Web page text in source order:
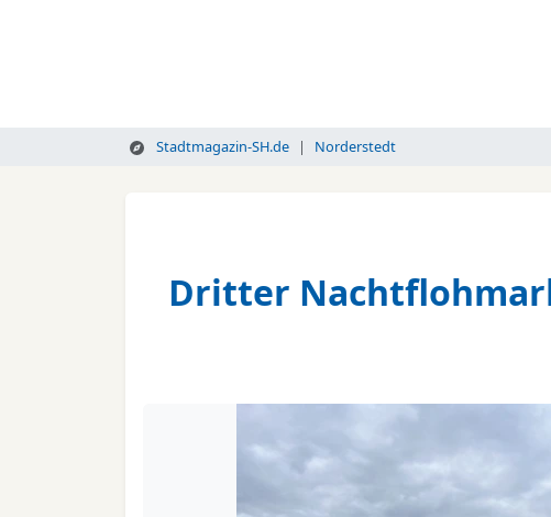
Stadtmagazin-SH.de Norderstedt
Dritter